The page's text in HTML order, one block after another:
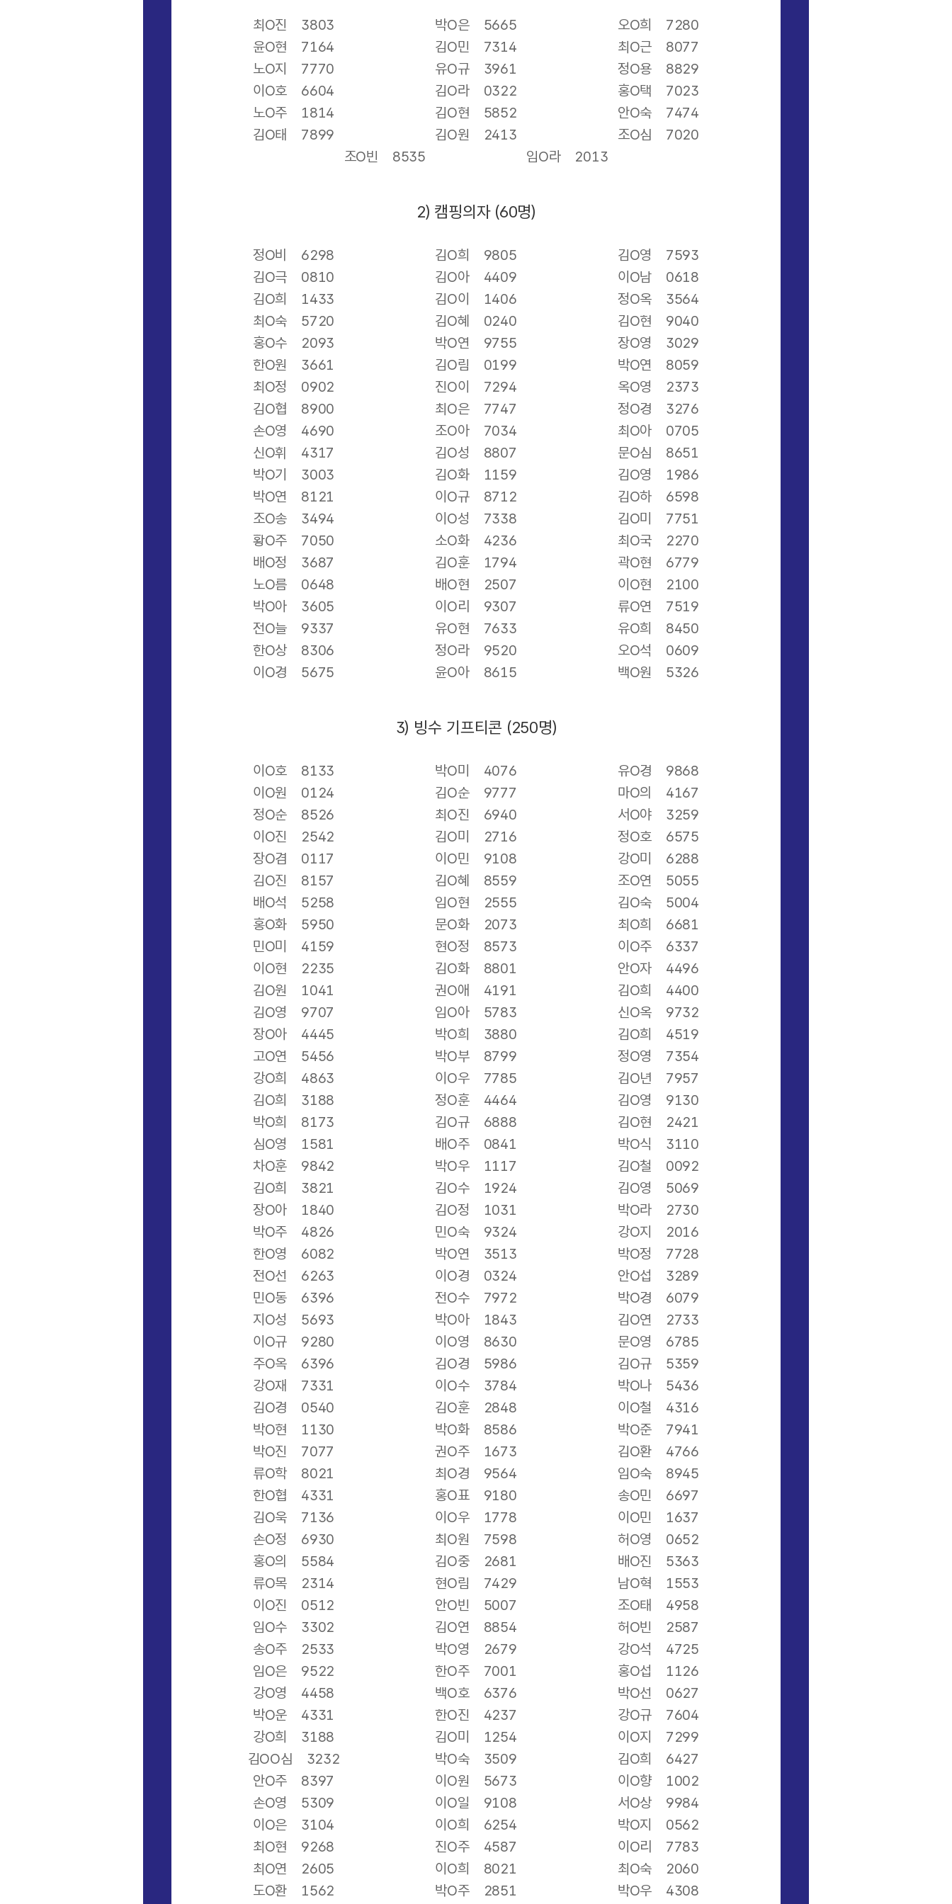
최O진 3803 박O은 5665 오O희
7280
윤O현
7164 김O민 7314 최O근
8077
노O지
7770 유O규 3961 정O용
8829
이O호
6604 김O라 0322 홍O택
7023
노O주
1814 김O현 5852 안O숙
7474
김O태
7899 김O원 2413 조O심
7020
조O빈
8535 임O라 2013
2) 캠핑의자 (60명)
정O비 6298 김O희 9805 김O영
7593
김O극
0810 김O아 4409 이O남
0618
김O희
1433 김O이 1406 정O옥
3564
최O숙
5720 김O혜 0240 김O현
9040
홍O수
2093 박O연 9755 장O영
3029
한O원
3661 김O림 0199 박O연
8059
최O정
0902 진O이 7294 옥O영
2373
김O협
8900 최O은 7747 정O경
3276
손O영
4690 조O아 7034 최O아
0705
신O휘
4317 김O성 8807 문O심
8651
박O기
3003 김O화 1159 김O영
1986
박O연
8121 이O규 8712 김O하
6598
조O송
3494 이O성 7338 김O미
7751
황O주
7050 소O화 4236 최O국
2270
배O정
3687 김O훈 1794 곽O현
6779
노O름
0648 배O현 2507 이O현
2100
박O아
3605 이O리 9307 류O연
7519
전O늘
9337 유O현 7633 유O희
8450
한O상
8306 정O라 9520 오O석
0609
이O경
5675 윤O아 8615 백O원 5326
3) 빙수 기프티콘 (250명)
이O호 8133 박O미 4076 유O경
9868
이O원
0124 김O순 9777 마O의
4167
정O순
8526 최O진 6940 서O야
3259
이O진
2542 김O미 2716 정O호
6575
장O겸
0117 이O민 9108 강O미
6288
김O진
8157 김O혜 8559 조O연
5055
배O석
5258 임O현 2555 김O숙
5004
홍O화
5950 문O화 2073 최O희
6681
민O미
4159 현O정 8573 이O주
6337
이O현
2235 김O화 8801 안O자
4496
김O원
1041 권O애 4191 김O희
4400
김O영
9707 임O아 5783 신O옥
9732
장O아
4445 박O희 3880 김O희
4519
고O연
5456 박O부 8799 정O영
7354
강O희
4863 이O우 7785 김O년
7957
김O희
3188 정O훈 4464 김O영
9130
박O희
8173 김O규 6888 김O현
2421
심O영
1581 배O주 0841 박O식
3110
차O훈
9842 박O우 1117 김O철
0092
김O희
3821 김O수 1924 김O영
5069
장O아
1840 김O정 1031 박O라
2730
박O주
4826 민O숙 9324 강O지
2016
한O영
6082 박O연 3513 박O정
7728
전O선
6263 이O경 0324 안O섭
3289
민O동
6396 전O수 7972 박O경
6079
지O성
5693 박O아 1843 김O연
2733
이O규
9280 이O영 8630 문O영
6785
주O옥
6396 김O경 5986 김O규
5359
강O재
7331 이O수 3784 박O나
5436
김O경
0540 김O훈 2848 이O철
4316
박O현
1130 박O화 8586 박O준
7941
박O진
7077 권O주 1673 김O환
4766
류O학
8021 최O경 9564 임O숙
8945
한O협
4331 홍O표 9180 송O민
6697
김O욱
7136 이O우 1778 이O민
1637
손O정
6930 최O원 7598 허O영
0652
홍O의
5584 김O중 2681 배O진
5363
류O목
2314 현O림 7429 남O혁
1553
이O진
0512 안O빈 5007 조O태
4958
임O수
3302 김O연 8854 허O빈
2587
송O주
2533 박O영 2679 강O석
4725
임O은
9522 한O주 7001 홍O섭
1126
강O영
4458 백O호 6376 박O선
0627
박O운
4331 한O진 4237 강O규
7604
강O희
3188 김O미 1254 이O지
7299
김OO심
3232 박O숙 3509 김O희
6427
안O주
8397 이O원 5673 이O향
1002
손O영
5309 이O일 9108 서O상
9984
이O은
3104 이O희 6254 박O지
0562
최O현
9268 진O주 4587 이O리
7783
최O연
2605 이O희 8021 최O숙
2060
도O환
1562 박O주 2851 박O우 4308